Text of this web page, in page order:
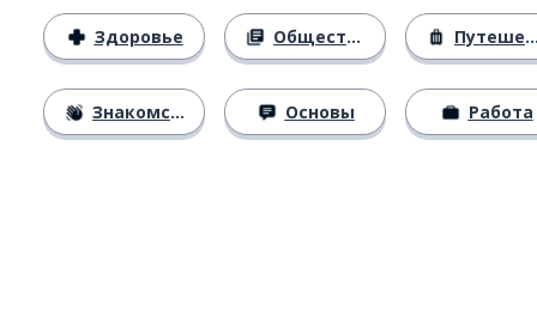
Здоровье
Знакомство
Общество
Основы
Путешествия
Работа